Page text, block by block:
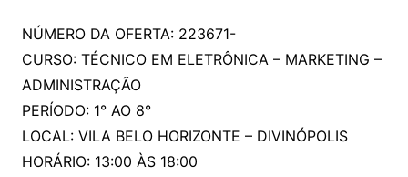
NÚMERO DA OFERTA: 223671-
CURSO: TÉCNICO EM ELETRÔNICA – MARKETING –
ADMINISTRAÇÃO
PERÍODO: 1° AO 8°
LOCAL: VILA BELO HORIZONTE – DIVINÓPOLIS
HORÁRIO: 13:00 ÀS 18:00